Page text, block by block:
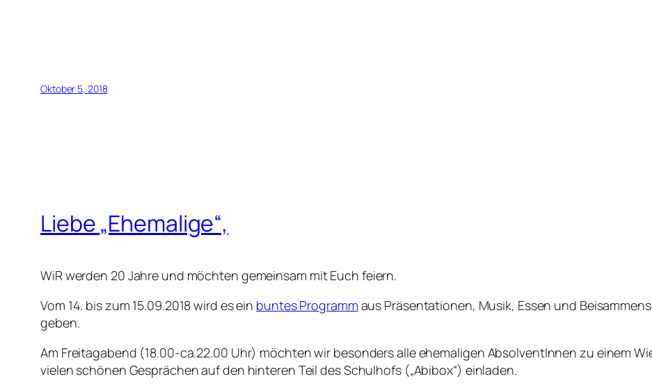
Oktober 5, 2018
Liebe „Ehemalige“,
WiR werden 20 Jahre und möchten gemeinsam mit Euch feiern.
Vom 14. bis zum 15.09.2018 wird es ein buntes Programm aus Präsentationen, Musik, Essen und
geben.
Am Freitagabend (18.00-ca.22.00 Uhr) möchten wir besonders alle ehemaligen AbsolventInnen zu einem
vielen schönen Gesprächen auf den hinteren Teil des Schulhofs („Abibox“) einladen.